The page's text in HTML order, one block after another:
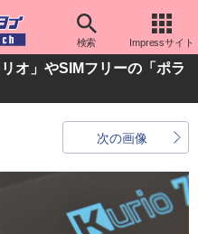
検索 Impressサイト
オ」やSIMフリーの「ポラ
次の画像